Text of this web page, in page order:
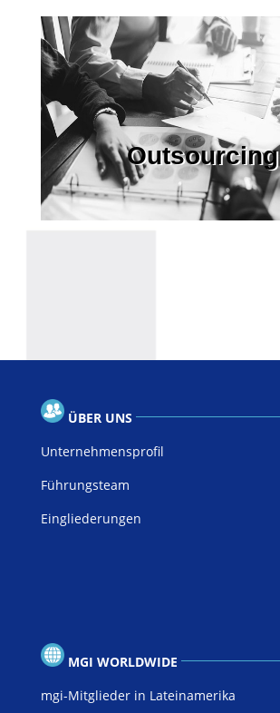
Outsourcing
ÜBER UNS
Unternehmensprofil
Führungsteam
Eingliederungen
MGI WORLDWIDE
mgi-Mitglieder in Lateinamerika